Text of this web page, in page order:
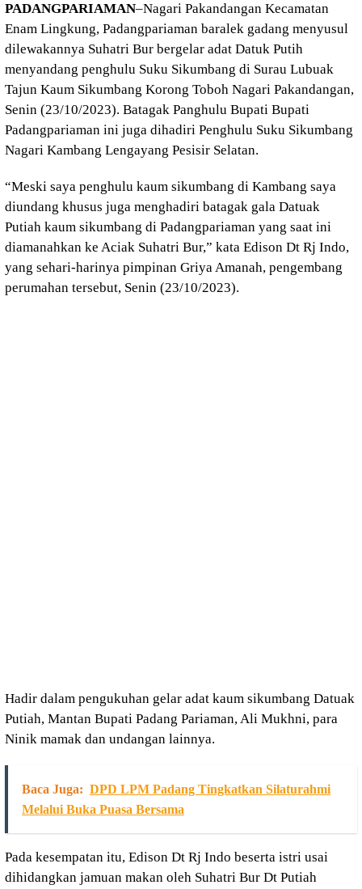
PADANGPARIAMAN–Nagari Pakandangan Kecamatan
Enam Lingkung, Padangpariaman baralek gadang menyusul
dilewakannya Suhatri Bur bergelar adat Datuk Putih
menyandang penghulu Suku Sikumbang di Surau Lubuak
Tajun Kaum Sikumbang Korong Toboh Nagari Pakandangan,
Senin (23/10/2023). Batagak Panghulu Bupati Bupati
Padangpariaman ini juga dihadiri Penghulu Suku Sikumbang
Nagari Kambang Lengayang Pesisir Selatan.
“Meski saya penghulu kaum sikumbang di Kambang saya
diundang khusus juga menghadiri batagak gala Datuak
Putiah kaum sikumbang di Padangpariaman yang saat ini
diamanahkan ke Aciak Suhatri Bur,” kata Edison Dt Rj Indo,
yang sehari-harinya pimpinan Griya Amanah, pengembang
perumahan tersebut, Senin (23/10/2023).
Hadir dalam pengukuhan gelar adat kaum sikumbang Datuak
Putiah, Mantan Bupati Padang Pariaman, Ali Mukhni, para
Ninik mamak dan undangan lainnya.
Baca Juga: DPD LPM Padang Tingkatkan Silaturahmi
Melalui Buka Puasa Bersama
Pada kesempatan itu, Edison Dt Rj Indo beserta istri usai
dihidangkan jamuan makan oleh Suhatri Bur Dt Putiah